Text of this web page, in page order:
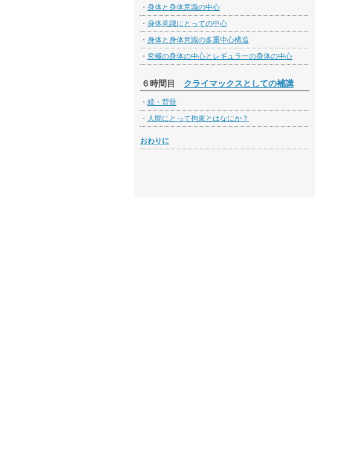
・ 身体と身体意識の中心
・ 身体意識にとっての中心
・ 身体と身体意識の多重中心構造
・ 究極の身体の中心とレギュラーの身体の中心
６時間目 クライマックスとしての補講
・ 続・背骨
・ 人間にとって拘束とはなにか？
おわりに